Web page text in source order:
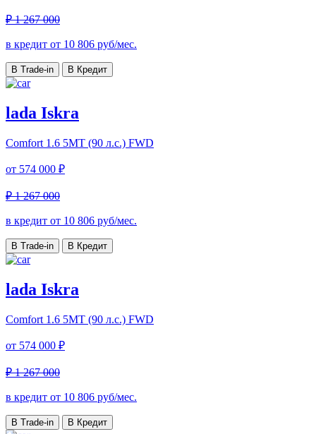
₽ 1 267 000
в кредит от 10 806 руб/мес.
В Trade-in В Кредит
lada Iskra
Comfort 1.6 5МТ (90 л.с.) FWD
от 574 000 ₽
₽ 1 267 000
в кредит от 10 806 руб/мес.
В Trade-in В Кредит
lada Iskra
Comfort 1.6 5МТ (90 л.с.) FWD
от 574 000 ₽
₽ 1 267 000
в кредит от 10 806 руб/мес.
В Trade-in В Кредит